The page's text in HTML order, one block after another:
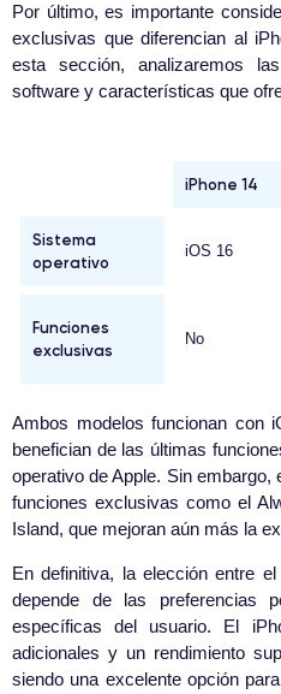
Por último, es importante
exclusivas que diferencian al
esta sección, analizaremos
software y características que
iPhone 14
Sistema
operativo
iOS 16
Funciones
exclusivas
No
Ambos modelos funcionan con
benefician de las últimas
operativo de Apple. Sin embargo,
funciones exclusivas como el
Island, que mejoran aún más la
En definitiva, la elección entre
depende de las preferencias
específicas del usuario. El
adicionales y un rendimiento
siendo una excelente opción